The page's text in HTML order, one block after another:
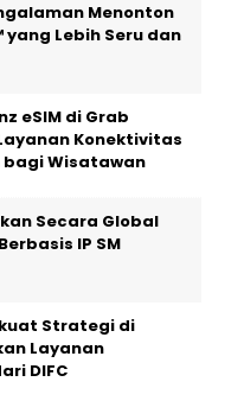
Menonton
yang Lebih Seru dan
eSIM di Grab
Konektivitas
Wisatawan
Secara Global
IP SM
Strategi di
Layanan
DIFC